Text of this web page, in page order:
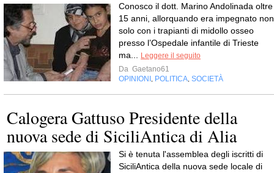
Conosco il dott. Marino Andolinada oltre
15 anni, allorquando era impegnato non
solo con i trapianti di midollo osseo
presso l’Ospedale infantile di Trieste
ma...
Leggere il seguito
Da Gaetano61
OPINIONI
POLITICA SOCIETÀ
Calogera Gattuso Presidente della
nuova sede di SiciliAntica di Alia
Si è tenuta l'assemblea degli iscritti di
SiciliAntica della nuova sede locale di